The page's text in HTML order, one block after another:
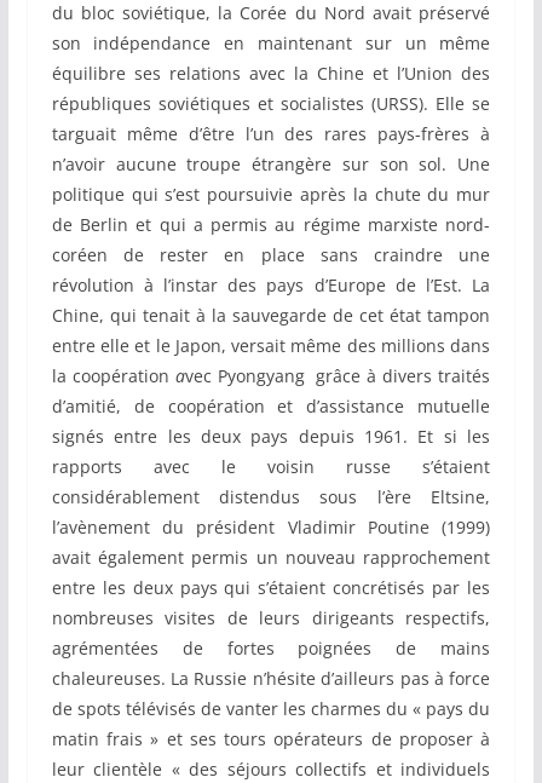
du bloc soviétique, la Corée du Nord avait préservé
son indépendance en maintenant sur un même
équilibre ses relations avec la Chine et l’Union des
républiques soviétiques et socialistes (URSS). Elle se
targuait même d’être l’un des rares pays-frères à
n’avoir aucune troupe étrangère sur son sol. Une
politique qui s’est poursuivie après la chute du mur
de Berlin et qui a permis au régime marxiste nord-
coréen de rester en place sans craindre une
révolution à l’instar des pays d’Europe de l’Est. La
Chine, qui tenait à la sauvegarde de cet état tampon
entre elle et le Japon, versait même des millions dans
la coopération avec Pyongyang grâce à divers traités
d’amitié, de coopération et d’assistance mutuelle
signés entre les deux pays depuis 1961. Et si les
rapports avec le voisin russe s’étaient
considérablement distendus sous l’ère Eltsine,
l’avènement du président Vladimir Poutine (1999)
avait également permis un nouveau rapprochement
entre les deux pays qui s’étaient concrétisés par les
nombreuses visites de leurs dirigeants respectifs,
agrémentées de fortes poignées de mains
chaleureuses. La Russie n’hésite d’ailleurs pas à force
de spots télévisés de vanter les charmes du « pays du
matin frais » et ses tours opérateurs de proposer à
leur clientèle « des séjours collectifs et individuels